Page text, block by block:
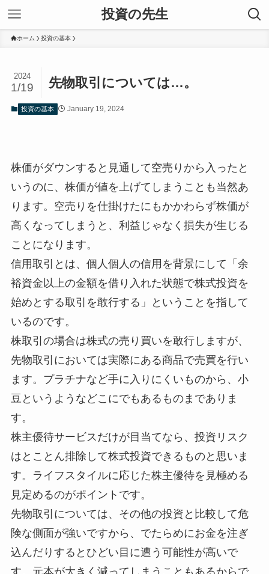
投資の先生
ホーム 投資の基本
先物取引については…。
2024
1/19
投資の基本 January 19, 2024
株価がダウンすると見通して空売りから入ったと
いうのに、株価が値を上げてしまうことも当然あ
ります。空売りを仕掛けたにもかかわらず株価が
高くなってしまうと、利益じゃなく損失が生じる
ことになります。
信用取引とは、個人個人の信用を背景にして「余
裕資金以上の金額を借り入れた状態で株式投資を
始めとする取引を敢行する」ということを指して
いるのです。
株取引の場合は株式の売り買いを敢行しますが、
先物取引においては実際にある商品で売買を行い
ます。プラチナなど手に入りにくいものから、小
豆というようなどこにでもあるものまでありま
す。
株主優待サービスだけが目当てなら、投資リスク
はとことん排除して株式投資できるものと思いま
す。ライフスタイルに応じた株主優待を見極める
見定めるのがポイントです。
先物取引については、その他の投資と比較して危
険な側面が強いですから、でたらめにお金を注ぎ
込んだりするとひどい目に遭う可能性が高いで